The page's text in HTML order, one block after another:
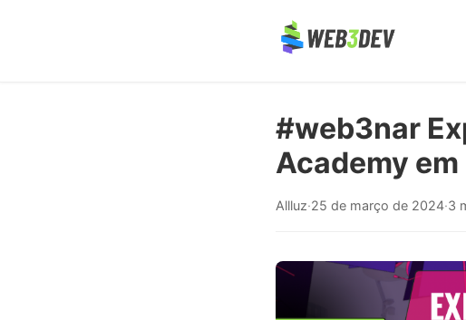
#web3nar
Academy
Allluz·25 de março de 2024·3